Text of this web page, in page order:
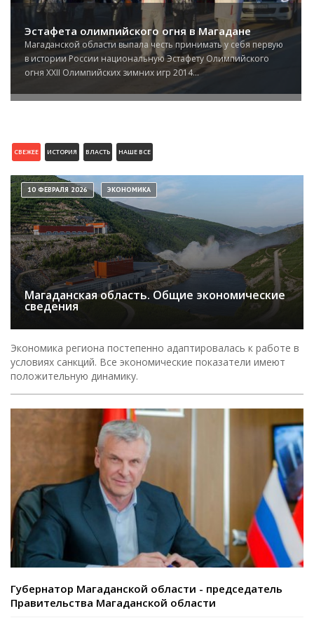
Эстафета олимпийского огня в Магадане
Магаданской области выпала честь принимать у себя первую
в истории России национальную Эстафету Олимпийского
огня XXII Олимпийских зимних игр 2014...
СВЕЖЕЕ ИСТОРИЯ ВЛАСТЬ НАШЕ ВСЕ
Магаданская область. Общие экономические
сведения
10 ФЕВРАЛЯ 2026 ЭКОНОМИКА
Экономика региона постепенно адаптировалась к работе в
условиях санкций. Все экономические показатели имеют
положительную динамику.
Губернатор Магаданской области - председатель
Правительства Магаданской области